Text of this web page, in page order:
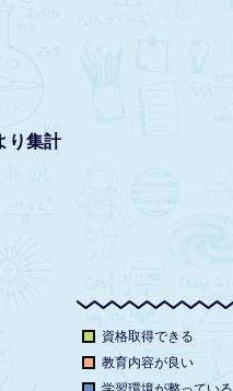
り集計
資格取得できる
教育内容が良い